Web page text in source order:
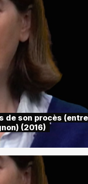
de son procès
(2016)